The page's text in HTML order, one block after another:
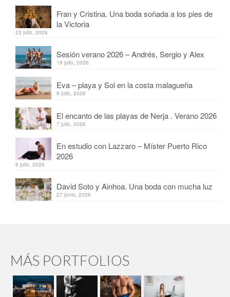
Fran y Cristina. Una boda soñada a los pies de
la Victoria
23 julio, 2026
Sesión verano 2026 – Andrés, Sergio y Alex
19 julio, 2026
Eva – playa y Sol en la costa malagueña
9 julio, 2026
El encanto de las playas de Nerja . Verano 2026
7 julio, 2026
En estudio con Lazzaro – Míster Puerto Rico
2026
6 julio, 2026
David Soto y Ainhoa. Una boda con mucha luz
27 junio, 2026
MÁS PORTFOLIOS